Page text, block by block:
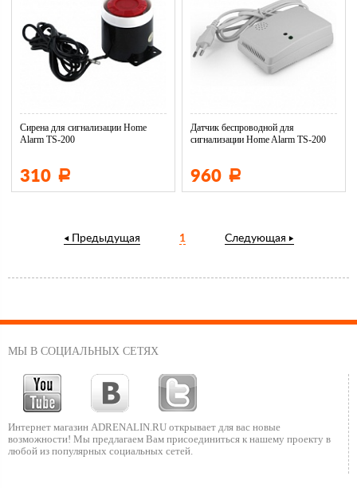
Сирена для сигнализации Home
Alarm TS-200
310 Р
Датчик беспроводной для
сигнализации Home Alarm TS-200
960 Р
Предыдущая 1 Следующая
МЫ В СОЦИАЛЬНЫХ СЕТЯХ
Интернет магазин ADRENALIN.RU открывает для вас новые
возможности! Мы предлагаем Вам присоединиться к нашему проекту в
любой из популярных социальных сетей.